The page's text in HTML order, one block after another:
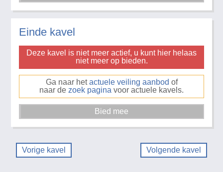
Einde kavel
Deze kavel is niet meer actief, u kunt hier helaas
niet meer op bieden.
Ga naar hetactuele veiling aanbod of
naar de zoek pagina voor actuele kavels.
Vorige kavel Volgende kavel